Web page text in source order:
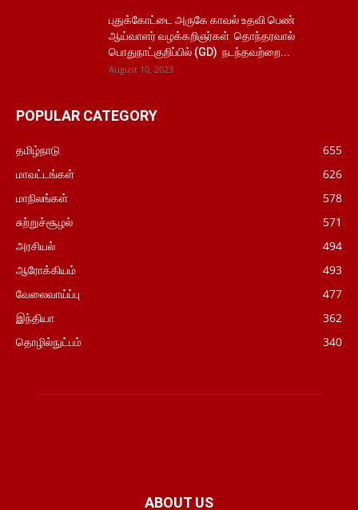
புதுக்கோட்டை அருகே காவல் உதவி பெண்
ஆய்வாளர் வழக்கறிஞர்கள் தொந்தரவால்
பொதுநாட்குறிப்பில் (GD) நடந்தவற்றை...
August 10, 2023
POPULAR CATEGORY
தமிழ்நாடு
655
மாவட்டங்கள்
626
மாநிலங்கள்
578
சுற்றுச்சூழல்
571
அரசியல்
494
ஆரோக்கியம்
493
வேலைவாய்ப்பு
477
இந்தியா
362
தொழில்நுட்பம்
340
ABOUT US